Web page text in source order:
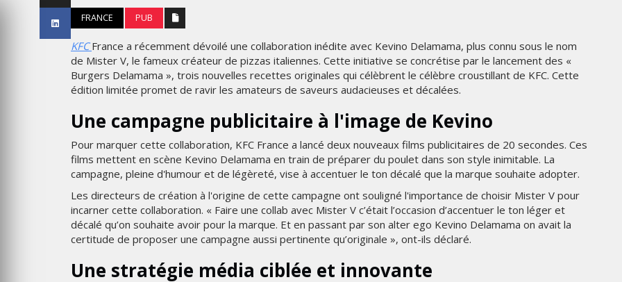
FRANCE PUB
KFCFrance a récemment dévoilé une collaboration inédite avec Kevino Delamama, plus connu sous le nom
de Mister V, le fameux créateur de pizzas italiennes. Cette initiative se concrétise par le lancement des «
Burgers Delamama », trois nouvelles recettes originales qui célèbrent le célèbre croustillant de KFC. Cette
édition limitée promet de ravir les amateurs de saveurs audacieuses et décalées.
Une campagne publicitaire à l'image de Kevino
Pour marquer cette collaboration, KFC France a lancé deux nouveaux films publicitaires de 20 secondes. Ces
films mettent en scène Kevino Delamama en train de préparer du poulet dans son style inimitable. La
campagne, pleine d'humour et de légèreté, vise à accentuer le ton décalé que la marque souhaite adopter.
Les directeurs de création à l'origine de cette campagne ont souligné l'importance de choisir Mister V pour
incarner cette collaboration. « Faire une collab avec Mister V c’était l’occasion d’accentuer le ton léger et
décalé qu’on souhaite avoir pour la marque. Et en passant par son alter ego Kevino Delamama on avait la
certitude de proposer une campagne aussi pertinente qu’originale », ont-ils déclaré.
Une stratégie média ciblée et innovante
MARDI 27 JANVIER 2026
MARKETING
WEDGEWOOD WEDDINGS MISE
SUR UNE CAMPAGNE
L’EXPÉRIENCE DU MARIAGE
MARKETING
RENTRÉE UNIVERSITAIRE : IKEA
CANADA LANCE « MADE FOR
COLLEGE » POUR
ÉTUDIANTS